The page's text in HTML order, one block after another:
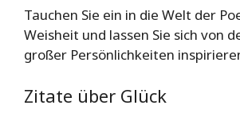
Tauchen Sie ein in die Welt der
Weisheit und lassen Sie sich von
großer Persönlichkeiten
Zitate über Glück